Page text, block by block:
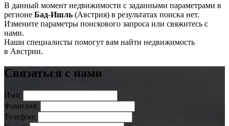
В данный момент недвижимости с заданными параметрами в
регионе Бад-Ишль (Австрия) в результатах поиска нет.
Измените параметры поискового запроса или свяжитесь с
нами.
Наши специалисты помогут вам найти недвижимость
в Австрии.
Связаться с нами
Имя:
Фамилия:
Телефон: